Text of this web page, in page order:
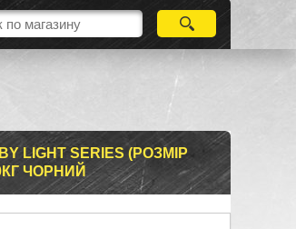
SERIES (РОЗМІР
ЧОРНИЙ